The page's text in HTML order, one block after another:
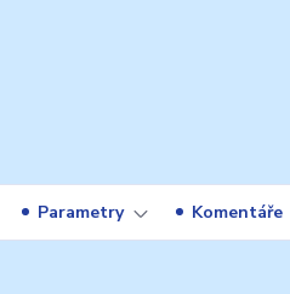
Parametry Komentáře